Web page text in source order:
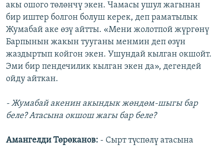
акы ошого төлөнчү экен. Чамасы ушул жагынан
бир иштер болгон болуш керек, деп раматылык
Жумабай аке өзү айтты. «Мени жолотпой жүргөнү
Барпынын жакын тууганы менмин деп өзүн
жаздыртып койгон экен. Ушундай кылган окшойт.
Эми бир пендечилик кылган экен да», дегендей
ойду айткан.
- Жумабай акенин акындык жөндөм-шыгы бар
беле? Атасына окшош жагы бар беле?
Амангелди Төрөканов: - Сырт түспөлү атасына